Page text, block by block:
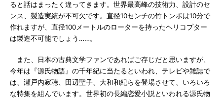
ると話はまったく違ってきます。世界最高峰の技術力、設計のセ
ンス、製造実績が不可欠です。直径10センチの竹トンボは10分で
作れますが、直径100メートルのローターを持ったヘリコプター
は製造不可能でしょう……。
また、日本の古典文学ファンであればご存じだと思いますが、
今年は『源氏物語』の千年紀に当たるといわれ、テレビや雑誌で
は、瀬戸内寂聴、田辺聖子、大和和紀らを登場させて、いろいろ
な特集を組んでいます。世界初の長編恋愛小説といわれる源氏物